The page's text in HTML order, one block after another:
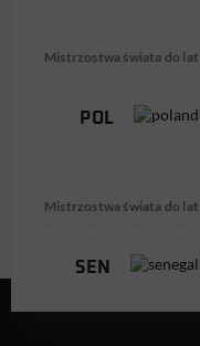
Mistrzostwa świata do
POL
Mistrzostwa świata do
SEN